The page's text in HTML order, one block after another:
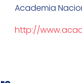
Academia
http://